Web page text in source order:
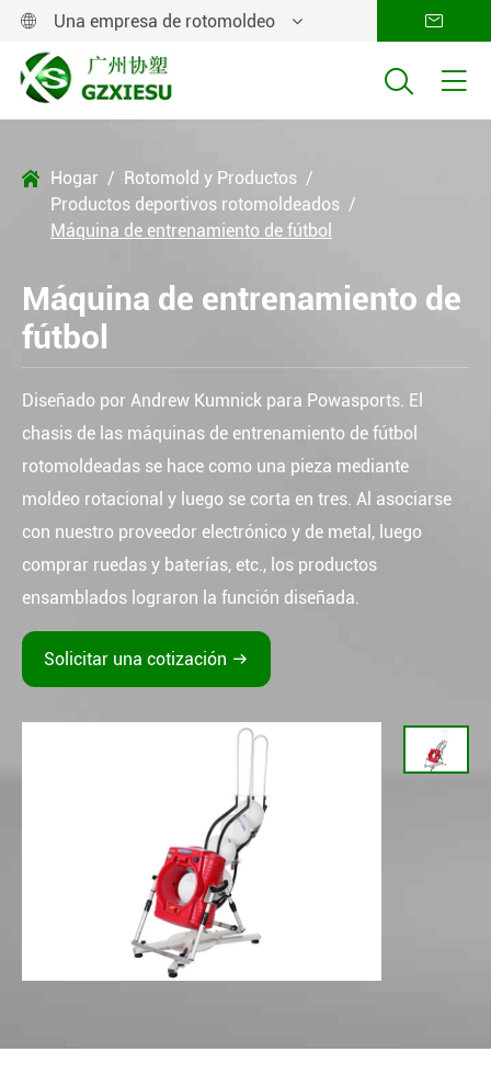
 Una empresa de rotomoldeo 
 
 Hogar
Rotomold y Productos
Productos deportivos rotomoldeados
Máquina de entrenamiento de fútbol
Máquina de entrenamiento de
fútbol
Diseñado por Andrew Kumnick para Powasports. El
chasis de las máquinas de entrenamiento de fútbol
rotomoldeadas se hace como una pieza mediante
moldeo rotacional y luego se corta en tres. Al asociarse
con nuestro proveedor electrónico y de metal, luego
comprar ruedas y baterías, etc., los productos
ensamblados lograron la función diseñada.
Solicitar una cotización 